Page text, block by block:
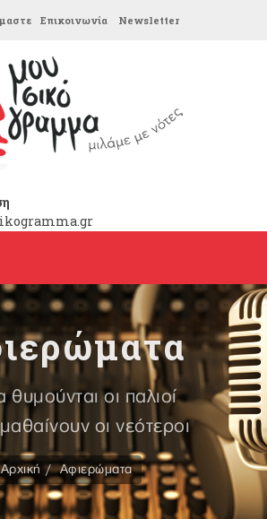
Επικοινωνία Newsletter
θυμούνται οι παλιοί
οι νεότεροι
Αρχική Αφιερώματα